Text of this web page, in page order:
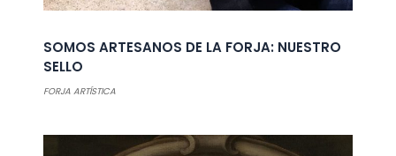
SOMOS ARTESANOS DE LA FORJA: NUESTRO
SELLO
FORJA ARTÍSTICA